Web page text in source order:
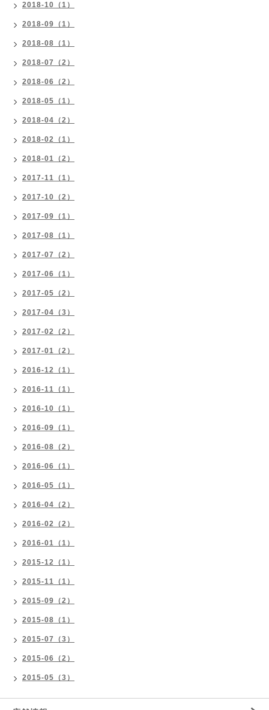
2018-10（1）
2018-09（1）
2018-08（1）
2018-07（2）
2018-06（2）
2018-05（1）
2018-04（2）
2018-02（1）
2018-01（2）
2017-11（1）
2017-10（2）
2017-09（1）
2017-08（1）
2017-07（2）
2017-06（1）
2017-05（2）
2017-04（3）
2017-02（2）
2017-01（2）
2016-12（1）
2016-11（1）
2016-10（1）
2016-09（1）
2016-08（2）
2016-06（1）
2016-05（1）
2016-04（2）
2016-02（2）
2016-01（1）
2015-12（1）
2015-11（1）
2015-09（2）
2015-08（1）
2015-07（3）
2015-06（2）
2015-05（3）